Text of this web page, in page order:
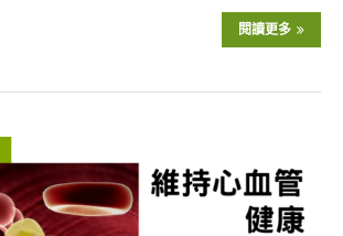
閱讀更多